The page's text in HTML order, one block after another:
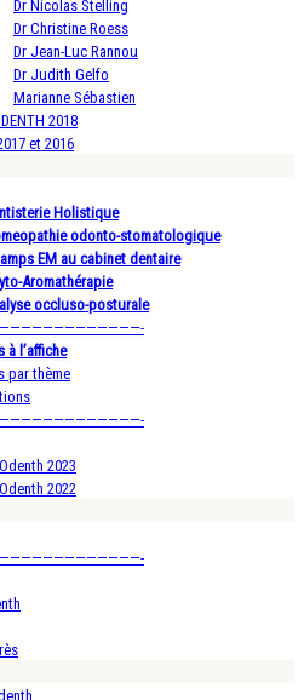
Dr Nicolas Stelling
Dr Christine Roess
Dr Jean-Luc Rannou
Dr Judith Gelfo
Marianne Sébastien
2018
et 2016
Holistique
odonto-stomatologique
EM au cabinet dentaire
Aromathérapie
occluso-posturale
l’affiche
par thème
2023
2022